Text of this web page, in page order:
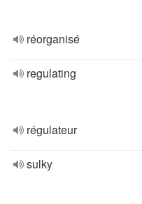
réorganisé
regulating
régulateur
sulky